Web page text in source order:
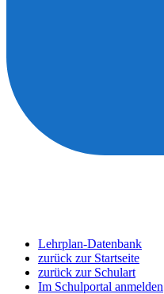
Lehrplan-Datenbank
zurück zur Startseite
zurück zur Schulart
Im Schulportal anmelden